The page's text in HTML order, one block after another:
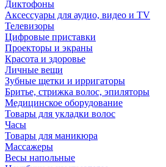
Диктофоны
Аксессуары для аудио, видео и TV
Телевизоры
Цифровые приставки
Проекторы и экраны
Красота и здоровье
Личные вещи
Зубные щетки и ирригаторы
Бритье, стрижка волос, эпиляторы
Медицинское оборудование
Товары для укладки волос
Часы
Товары для маникюра
Массажеры
Весы напольные